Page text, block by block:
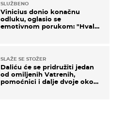
SLUŽBENO
Vinicius donio konačnu
odluku, oglasio se
emotivnom porukom: "Hvala
SLAŽE SE STOŽER
Daliću će se pridružiti jedan
od omiljenih Vatrenih,
pomoćnici i dalje dvoje oko